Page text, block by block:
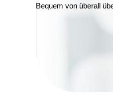
Bequem von überall